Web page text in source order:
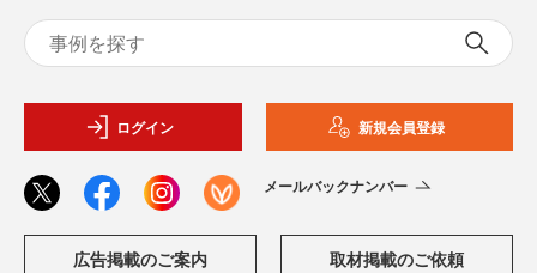
ログイン 新規会員登録
メールバックナンバー
広告掲載のご案内 取材掲載のご依頼